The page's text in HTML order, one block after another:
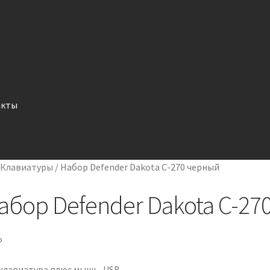
Клавиатуры / Набор Defender Dakota C-270 черный
Defender Dakota C-